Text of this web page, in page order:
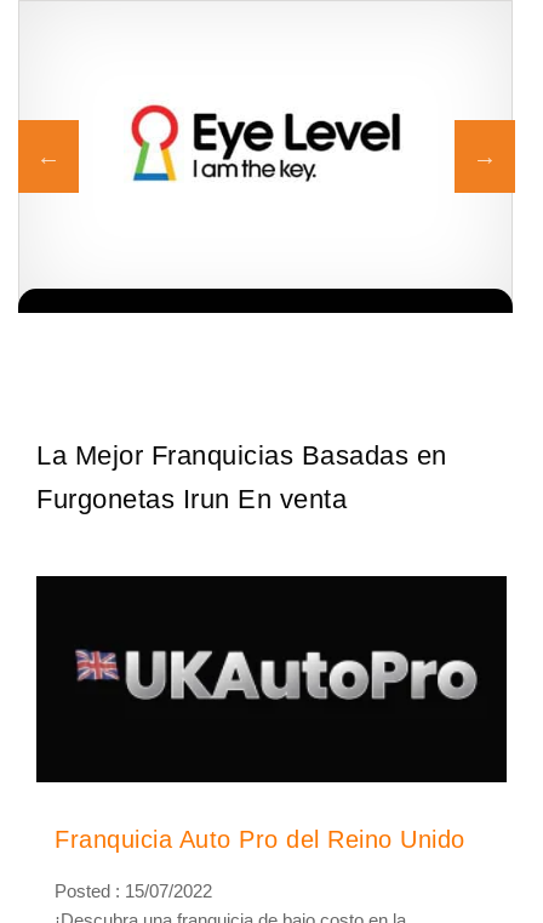
La Mejor Franquicias Basadas en
Furgonetas Irun En venta
Franquicia Auto Pro del Reino Unido
Posted : 15/07/2022